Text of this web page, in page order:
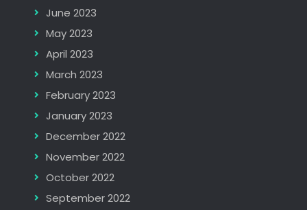
June 2023
May 2023
April 2023
March 2023
February 2023
January 2023
December 2022
November 2022
October 2022
September 2022